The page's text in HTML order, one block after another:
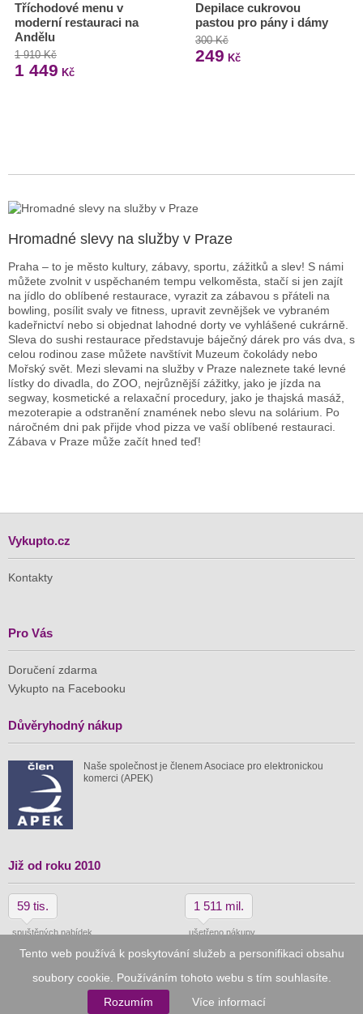
Tento web používá k poskytování služeb a personifikaci obsahu
soubory cookie. Používáním tohoto webu s tím souhlasíte.
Rozumím
Více informací
Tříchodové menu v
moderní restauraci na
Andělu
1 910 Kč
1 449 Kč
Depilace cukrovou
pastou pro pány i dámy
300 Kč
249 Kč
Hromadné slevy na služby v Praze
Praha – to je město kultury, zábavy, sportu, zážitků a slev! S námi
můžete zvolnit v uspěchaném tempu velkoměsta, stačí si jen zajít
na jídlo do oblíbené restaurace, vyrazit za zábavou s přáteli na
bowling, posílit svaly ve fitness, upravit zevnějšek ve vybraném
kadeřnictví nebo si objednat lahodné dorty ve vyhlášené cukrárně.
Sleva do sushi restaurace představuje báječný dárek pro vás dva, s
celou rodinou zase můžete navštívit Muzeum čokolády nebo
Mořský svět. Mezi slevami na služby v Praze naleznete také levné
lístky do divadla, do ZOO, nejrůznější zážitky, jako je jízda na
segway, kosmetické a relaxační procedury, jako je thajská masáž,
mezoterapie a odstranění znamének nebo slevu na solárium. Po
náročném dni pak přijde vhod pizza ve vaší oblíbené restauraci.
Zábava v Praze může začít hned teď!
Vykupto.cz
Kontakty
Pro Vás
Doručení zdarma
Vykupto na Facebooku
Důvěryhodný nákup
Naše společnost je členem Asociace pro elektronickou
komerci (APEK)
Již od roku 2010
59 tis.
spuštěných nabídek
1 511 mil.
ušetřeno nákupy
© 2010–2026Vykupto.cz, Všechna práva vyhrazena.
Podmínky užití
Zpracování osobních údajů